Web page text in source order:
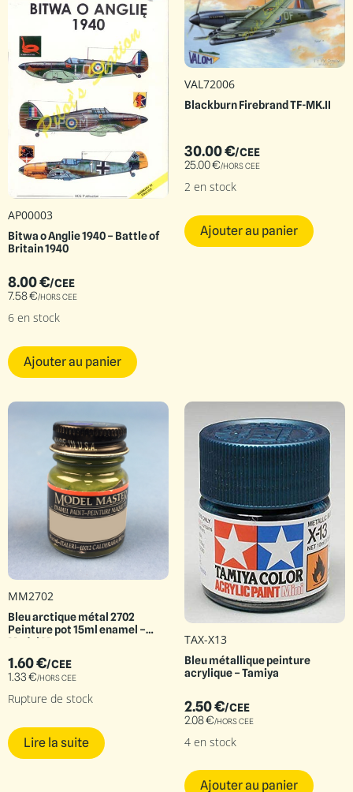
AP00003
Bitwa o Anglie 1940 – Battle of
Britain 1940
8.00€/CEE
7.58€/HORS CEE
6 en stock
Ajouter au panier
VAL72006
Blackburn Firebrand TF-MK.II
30.00€/CEE
25.00€/HORS CEE
2 en stock
Ajouter au panier
MM2702
Bleu arctique métal 2702
Peinture pot 15ml enamel –
Model Master
1.60€/CEE
1.33€/HORS CEE
Rupture de stock
Lire la suite
TAX-X13
Bleu métallique peinture
acrylique – Tamiya
2.50€/CEE
2.08€/HORS CEE
4 en stock
Ajouter au panier